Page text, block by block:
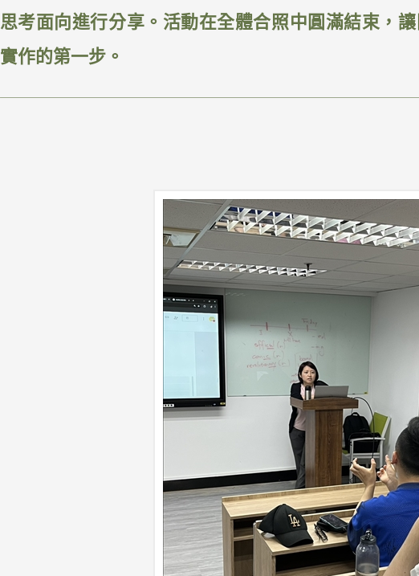
思考面向進行分享。活動在全體合照中圓滿結束，
實作的第一步。